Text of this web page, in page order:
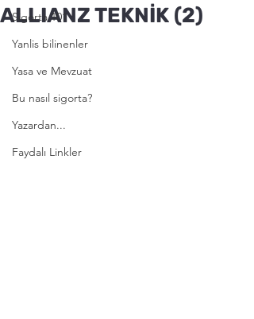
Sigorta 101
Yanlis bilinenler
Yasa ve Mevzuat
Bu nasıl sigorta?
Yazardan...
Faydalı Linkler
ALLIANZ TEKNİK (2)